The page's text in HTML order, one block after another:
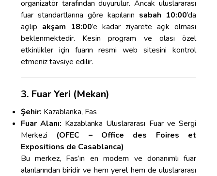
organizatör tarafından duyurulur. Ancak uluslararası
fuar standartlarına göre kapıların sabah 10:00’da
açılıp akşam 18:00’e kadar ziyarete açık olması
beklenmektedir. Kesin program ve olası özel
etkinlikler için fuarın resmi web sitesini kontrol
etmeniz tavsiye edilir.
3. Fuar Yeri (Mekan)
Şehir: Kazablanka, Fas
Fuar Alanı: Kazablanka Uluslararası Fuar ve Sergi
Merkezi (OFEC – Office des Foires et
Expositions de Casablanca)
Bu merkez, Fas’ın en modern ve donanımlı fuar
alanlarından biridir ve hem yerel hem de uluslararası